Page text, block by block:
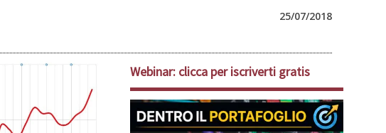
25/07/2018
Webinar: clicca per iscriverti gratis